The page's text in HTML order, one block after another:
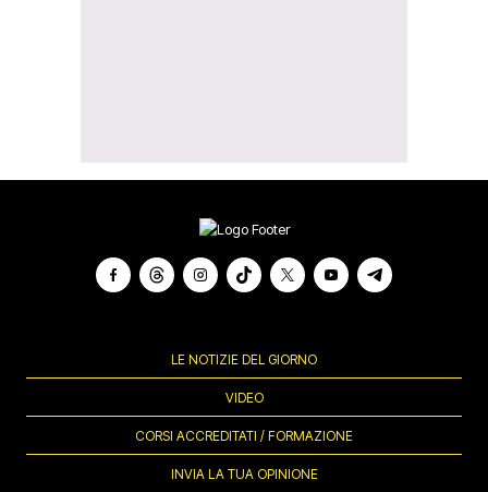
LE NOTIZIE DEL GIORNO
VIDEO
CORSI ACCREDITATI / FORMAZIONE
INVIA LA TUA OPINIONE